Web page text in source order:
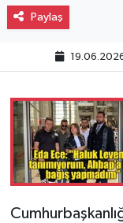
Paylaş